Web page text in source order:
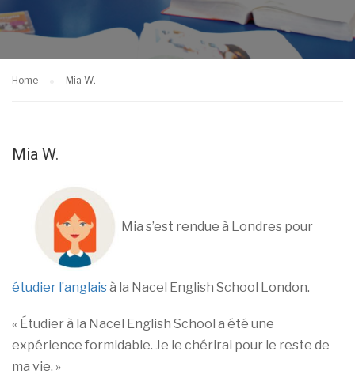
Home Mia W.
Mia W.
Mia s’est rendue à Londres pour
étudier l’anglaisà la Nacel English School London.
« Étudier à la Nacel English School a été une
expérience formidable. Je le chérirai pour le reste de
ma vie. »